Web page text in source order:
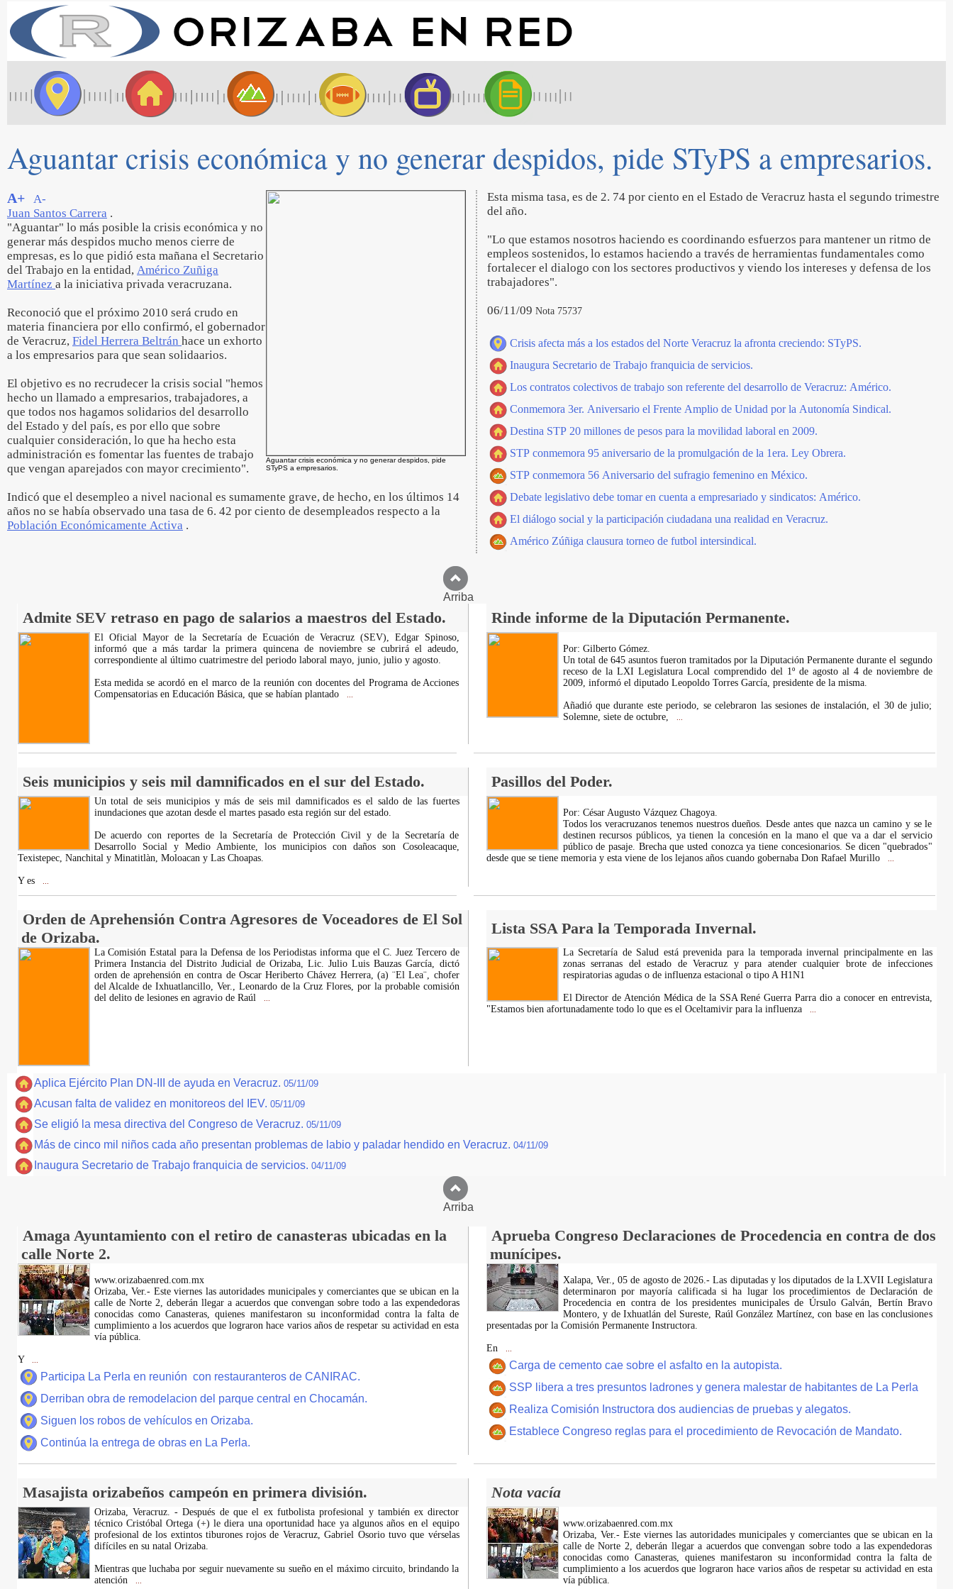
Aguantar crisis económica y no generar despidos, pide STyPS a empresarios.
Aguantar crisis económica y no generar despidos, pide
STyPS a empresarios.
A+
A-
Juan Santos Carrera .
"Aguantar" lo más posible la crisis económica y no
generar más despidos mucho menos cierre de
empresas, es lo que pidió esta mañana el Secretario
del Trabajo en la entidad, Américo Zuñiga
Martínez a la iniciativa privada veracruzana.
Reconoció que el próximo 2010 será crudo en
materia financiera por ello confirmó, el gobernador
de Veracruz, Fidel Herrera Beltrán hace un exhorto
a los empresarios para que sean solidaarios.
El objetivo es no recrudecer la crisis social "hemos
hecho un llamado a empresarios, trabajadores, a
que todos nos hagamos solidarios del desarrollo
del Estado y del país, es por ello que sobre
cualquier consideración, lo que ha hecho esta
administración es fomentar las fuentes de trabajo
que vengan aparejados con mayor crecimiento".
Indicó que el desempleo a nivel nacional es sumamente grave, de hecho, en los últimos 14
años no se había observado una tasa de 6. 42 por ciento de desempleados respecto a la
Población Económicamente Activa .
Esta misma tasa, es de 2. 74 por ciento en el Estado de Veracruz hasta el segundo trimestre
del año.
"Lo que estamos nosotros haciendo es coordinando esfuerzos para mantener un ritmo de
empleos sostenidos, lo estamos haciendo a través de herramientas fundamentales como
fortalecer el dialogo con los sectores productivos y viendo los intereses y defensa de los
trabajadores".
06/11/09 Nota 75737
Crisis afecta más a los estados del Norte Veracruz la afronta creciendo: STyPS.
Inaugura Secretario de Trabajo franquicia de servicios.
Los contratos colectivos de trabajo son referente del desarrollo de Veracruz: Américo.
Conmemora 3er. Aniversario el Frente Amplio de Unidad por la Autonomía Sindical.
Destina STP 20 millones de pesos para la movilidad laboral en 2009.
STP conmemora 95 aniversario de la promulgación de la 1era. Ley Obrera.
STP conmemora 56 Aniversario del sufragio femenino en México.
Debate legislativo debe tomar en cuenta a empresariado y sindicatos: Américo.
El diálogo social y la participación ciudadana una realidad en Veracruz.
Américo Zúñiga clausura torneo de futbol intersindical.
Arriba
Admite SEV retraso en pago de salarios a maestros del Estado. Rinde informe de la Diputación Permanente.
El Oficial Mayor de la Secretaría de Ecuación de Veracruz (SEV), Edgar Spinoso,
informó que a más tardar la primera quincena de noviembre se cubrirá el adeudo,
correspondiente al último cuatrimestre del periodo laboral mayo, junio, julio y agosto.
Esta medida se acordó en el marco de la reunión con docentes del Programa de Acciones
Compensatorias en Educación Básica, que se habían plantado
Por: Gilberto Gómez.
Un total de 645 asuntos fueron tramitados por la Diputación Permanente durante el segundo
receso de la LXI Legislatura Local comprendido del 1º de agosto al 4 de noviembre de
2009, informó el diputado Leopoldo Torres García, presidente de la misma.
Añadió que durante este periodo, se celebraron las sesiones de instalación, el 30 de julio;
Solemne, siete de octubre,
Seis municipios y seis mil damnificados en el sur del Estado. Pasillos del Poder.
Un total de seis municipios y más de seis mil damnificados es el saldo de las fuertes
inundaciones que azotan desde el martes pasado esta región sur del estado.
De acuerdo con reportes de la Secretaría de Protección Civil y de la Secretaría de
Desarrollo Social y Medio Ambiente, los municipios con daños son Cosoleacaque,
Texistepec, Nanchital y Minatitlàn, Moloacan y Las Choapas.
Y es
Por: César Augusto Vázquez Chagoya.
Todos los veracruzanos tenemos nuestros dueños. Desde antes que nazca un camino y se le
destinen recursos públicos, ya tienen la concesión en la mano el que va a dar el servicio
público de pasaje. Brecha que usted conozca ya tiene concesionarios. Se dicen "quebrados"
desde que se tiene memoria y esta viene de los lejanos años cuando gobernaba Don Rafael Murillo
Orden de Aprehensión Contra Agresores de Voceadores de El Sol
de Orizaba.
Lista SSA Para la Temporada Invernal.
La Comisión Estatal para la Defensa de los Periodistas informa que el C. Juez Tercero de
Primera Instancia del Distrito Judicial de Orizaba, Lic. Julio Luis Bauzas García, dictó
orden de aprehensión en contra de Oscar Heriberto Chávez Herrera, (a) ¨El Lea¨, chofer
del Alcalde de Ixhuatlancillo, Ver., Leonardo de la Cruz Flores, por la probable comisión
del delito de lesiones en agravio de Raúl
La Secretaría de Salud está prevenida para la temporada invernal principalmente en las
zonas serranas del estado de Veracruz y para atender cualquier brote de infecciones
respiratorias agudas o de influenza estacional o tipo A H1N1
El Director de Atención Médica de la SSA René Guerra Parra dio a conocer en entrevista,
"Estamos bien afortunadamente todo lo que es el Oceltamivir para la influenza
Aplica Ejército Plan DN-III de ayuda en Veracruz. 05/11/09
Acusan falta de validez en monitoreos del IEV. 05/11/09
Se eligió la mesa directiva del Congreso de Veracruz. 05/11/09
Más de cinco mil niños cada año presentan problemas de labio y paladar hendido en Veracruz. 04/11/09
Inaugura Secretario de Trabajo franquicia de servicios. 04/11/09
Arriba
Amaga Ayuntamiento con el retiro de canasteras ubicadas en la
calle Norte 2.
Aprueba Congreso Declaraciones de Procedencia en contra de dos
munícipes.
www.orizabaenred.com.mx
Orizaba, Ver.- Este viernes las autoridades municipales y comerciantes que se ubican en la
calle de Norte 2, deberán llegar a acuerdos que convengan sobre todo a las expendedoras
conocidas como Canasteras, quienes manifestaron su inconformidad contra la falta de
cumplimiento a los acuerdos que lograron hace varios años de respetar su actividad en esta
vía pública.
Y
Participa La Perla en reunión con restauranteros de CANIRAC.
Derriban obra de remodelacion del parque central en Chocamán.
Siguen los robos de vehículos en Orizaba.
Continúa la entrega de obras en La Perla.
Xalapa, Ver., 05 de agosto de 2026.- Las diputadas y los diputados de la LXVII Legislatura
determinaron por mayoría calificada si ha lugar los procedimientos de Declaración de
Procedencia en contra de los presidentes municipales de Úrsulo Galván, Bertín Bravo
Montero, y de Ixhuatlán del Sureste, Raúl González Martínez, con base en las conclusiones
presentadas por la Comisión Permanente Instructora.
En
Carga de cemento cae sobre el asfalto en la autopista.
SSP libera a tres presuntos ladrones y genera malestar de habitantes de La Perla
Realiza Comisión Instructora dos audiencias de pruebas y alegatos.
Establece Congreso reglas para el procedimiento de Revocación de Mandato.
Masajista orizabeños campeón en primera división. Nota vacía
Orizaba, Veracruz. - Después de que el ex futbolista profesional y también ex director
técnico Cristóbal Ortega (+) le diera una oportunidad hace ya algunos años en el equipo
profesional de los extintos tiburones rojos de Veracruz, Gabriel Osorio tuvo que vérselas
difíciles en su natal Orizaba.
Mientras que luchaba por seguir nuevamente su sueño en el máximo circuito, brindando la
atención
www.orizabaenred.com.mx
Orizaba, Ver.- Este viernes las autoridades municipales y comerciantes que se ubican en la
calle de Norte 2, deberán llegar a acuerdos que convengan sobre todo a las expendedoras
conocidas como Canasteras, quienes manifestaron su inconformidad contra la falta de
cumplimiento a los acuerdos que lograron hace varios años de respetar su actividad en esta
vía pública.